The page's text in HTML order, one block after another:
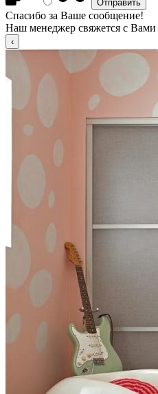
Спасибо за Ваше сообщение!
Наш менеджер свяжется с